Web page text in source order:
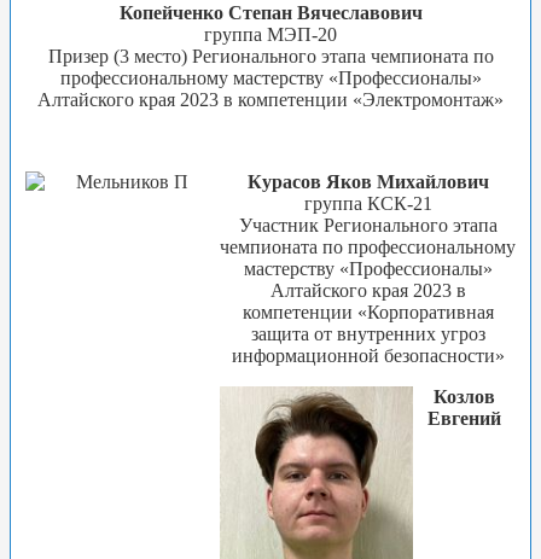
Копейченко Степан Вячеславович
группа МЭП-20
Призер (3 место) Регионального этапа чемпионата по
профессиональному мастерству «Профессионалы»
Алтайского края 2023 в компетенции «Электромонтаж»
Курасов Яков Михайлович
группа КСК-21
Участник Регионального этапа
чемпионата по профессиональному
мастерству «Профессионалы»
Алтайского края 2023 в
компетенции «Корпоративная
защита от внутренних угроз
информационной безопасности»
Козлов
Евгений